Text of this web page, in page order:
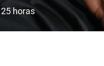
25 horas